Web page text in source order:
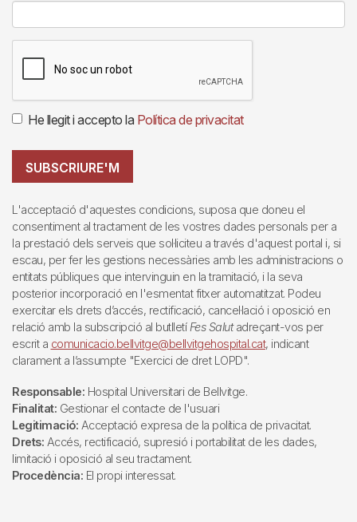
He llegit i accepto la Política de privacitat
SUBSCRIURE'M
L'acceptació d'aquestes condicions, suposa que doneu el
consentiment al tractament de les vostres dades personals per a
la prestació dels serveis que sol·liciteu a través d'aquest portal i, si
escau, per fer les gestions necessàries amb les administracions o
entitats públiques que intervinguin en la tramitació, i la seva
posterior incorporació en l'esmentat fitxer automatitzat. Podeu
exercitar els drets d’accés, rectificació, cancel·lació i oposició en
relació amb la subscripció al butlletí Fes Salutadreçant-vos per
escrit a comunicacio.bellvitge@bellvitgehospital.cat, indicant
clarament a l’assumpte "Exercici de dret LOPD".
Responsable: Hospital Universitari de Bellvitge.
Finalitat: Gestionar el contacte de l'usuari
Legitimació: Acceptació expresa de la política de privacitat.
Drets: Accés, rectificació, supresió i portabilitat de les dades,
limitació i oposició al seu tractament.
Procedència: El propi interessat.